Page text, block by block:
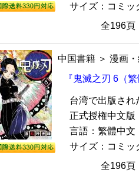
サイズ：コミッ
全196
中国書籍 ＞ 漫画
『鬼滅之刃 6（
台湾で出版され
正式授権中文版
言語：繁體中文
サイズ：コミッ
全196